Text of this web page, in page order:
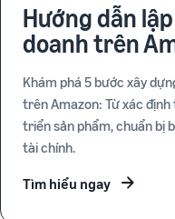
Hướng dẫn
doanh trên
Khám phá 5 bước xây
trên Amazon: Từ xác
triển sản phẩm, chuẩn bị
tài chính.
Tìm hiểu ngay